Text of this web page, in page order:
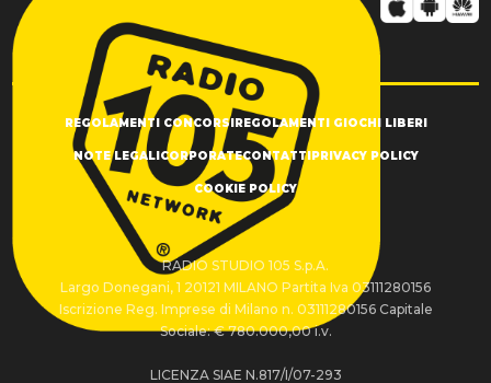
REGOLAMENTI CONCORSIREGOLAMENTI GIOCHI LIBERI
NOTE LEGALICORPORATECONTATTIPRIVACY POLICY
COOKIE POLICY
RADIO STUDIO 105 S.p.A.
Largo Donegani, 1 20121 MILANO Partita Iva 03111280156
Iscrizione Reg. Imprese di Milano n. 03111280156 Capitale
Sociale: € 780.000,00 i.v.
LICENZA SIAE N.817/I/07-293